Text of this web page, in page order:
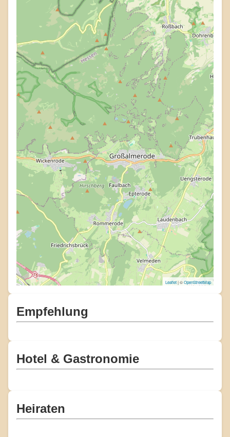
Leaflet| ©OpenStreetMap
Empfehlung
Hotel & Gastronomie
Heiraten